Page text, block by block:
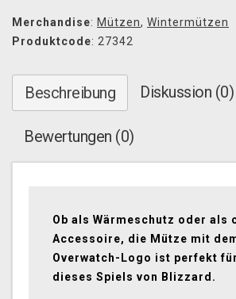
Merchandise: Mützen, Wintermützen
Produktcode: 27342
Beschreibung Diskussion (0)
Bewertungen (0)
Ob als Wärmeschutz oder als
Accessoire, die Mütze mit
Overwatch-Logo ist perfekt
dieses Spiels von Blizzard.